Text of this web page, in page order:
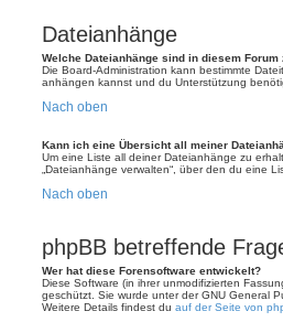
Dateianhänge
Welche Dateianhänge sind in diesem Forum
Die Board-Administration kann bestimmte
anhängen kannst und du Unterstützung
Nach oben
Kann ich eine Übersicht all meiner
Um eine Liste all deiner Dateianhänge zu
„Dateianhänge verwalten“, über den du eine
Nach oben
phpBB betreffende
Wer hat diese Forensoftware entwickelt?
Diese Software (in ihrer unmodifizierten
geschützt. Sie wurde unter der GNU General
Weitere Details findest du auf der Seite von